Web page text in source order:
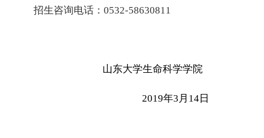
招生咨询电话： 0532-58630811
山东大学生命科学学院
2019年3 月 14日